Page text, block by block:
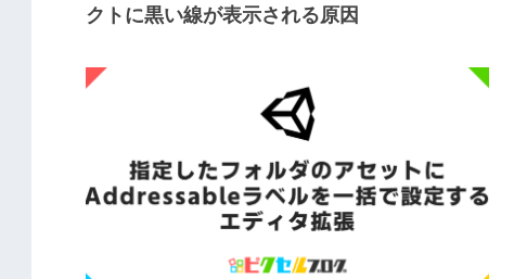
クトに黒い線が表示される原因